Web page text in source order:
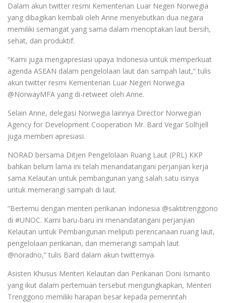
Dalam akun twitter resmi Kementerian Luar Negeri Norwegia
yang dibagikan kembali oleh Anne menyebutkan dua negara
memiliki semangat yang sama dalam menciptakan laut bersih,
sehat, dan produktif.
“Kami juga mengapresiasi upaya Indonesia untuk memperkuat
agenda ASEAN dalam pengelolaan laut dan sampah laut,” tulis
akun twitter resmi Kementerian Luar Negeri Norwegia
@NorwayMFA yang di-retweet oleh Anne.
Selain Anne, delegasi Norwegia lainnya Director Norwegian
Agency for Development Cooperation Mr. Bard Vegar Solhjell
juga memberi apresiasi.
NORAD bersama Ditjen Pengelolaan Ruang Laut (PRL) KKP
bahkan belum lama ini telah menandatangani perjanjian kerja
sama Kelautan untuk pembangunan yang salah satu isinya
untuk memerangi sampah di laut.
“Bertemu dengan menteri perikanan Indonesia @saktitrenggono
di #UNOC. Kami baru-baru ini menandatangani perjanjian
Kelautan untuk Pembangunan meliputi perencanaan ruang laut,
pengelolaan perikanan, dan memerangi sampah laut
@noradno,” tulis Bard dalam akun twitternya.
Asisten Khusus Menteri Kelautan dan Perikanan Doni Ismanto
yang ikut dalam pertemuan tersebut mengungkapkan, Menteri
Trenggono memiliki harapan besar kepada pemerintah